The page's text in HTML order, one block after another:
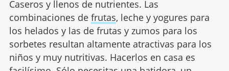
Caseros y llenos de nutrientes. Las
combinaciones de frutas, leche y yogures para
los helados y las de frutas y zumos para los
sorbetes resultan altamente atractivas para los
niños y muy nutritivas. Hacerlos en casa es